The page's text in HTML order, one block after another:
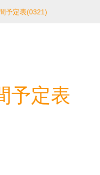
予定表(0321)
予定表